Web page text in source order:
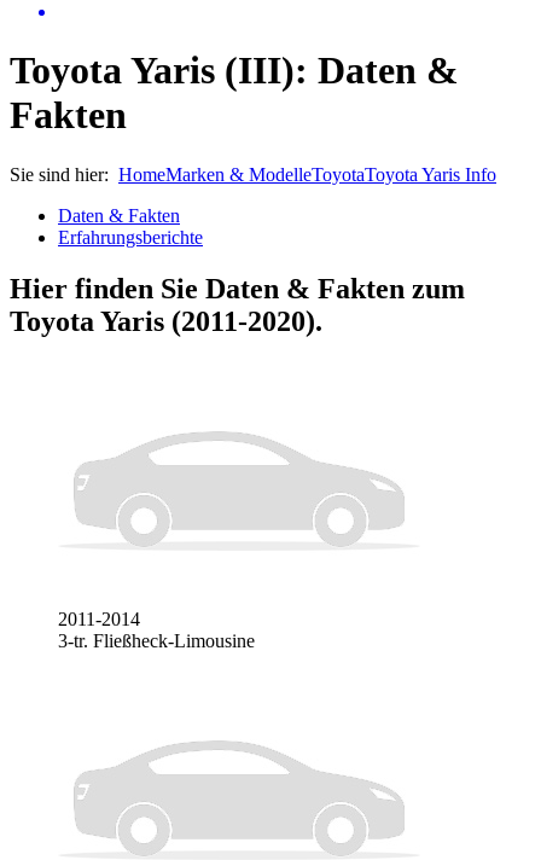
Toyota Yaris (III): Daten &
Fakten
Sie sind hier: HomeMarken & ModelleToyotaToyota Yaris Info
Daten & Fakten
Erfahrungsberichte
Hier finden Sie Daten & Fakten zum
Toyota Yaris (2011-2020).
2011-2014
3-tr. Fließheck-Limousine